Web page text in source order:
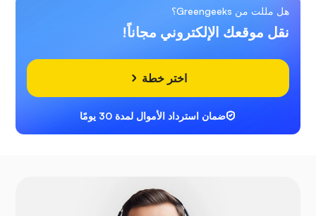
هل مللت من Greengeeks؟
نقل موقعك الإلكتروني مجاناً!
اختر خطة
ضمان استرداد الأموال لمدة 30 يومًا